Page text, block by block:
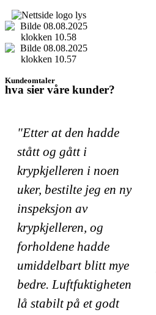
Kundeomtaler
hva sier våre kunder?
"Etter at den hadde
stått og gått i
krypkjelleren i noen
uker, bestilte jeg en ny
inspeksjon av
krypkjelleren, og
forholdene hadde
umiddelbart blitt mye
bedre. Luftfuktigheten
lå stabilt på et godt